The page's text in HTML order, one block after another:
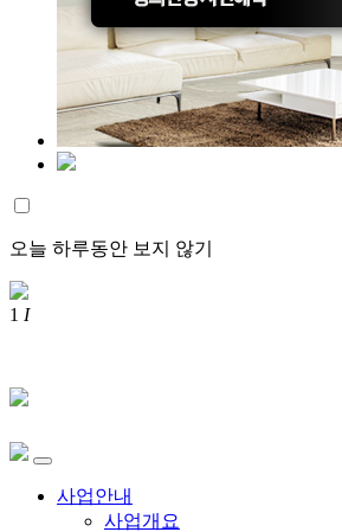
오늘 하루동안 보지 않기
1 I
사업안내
사업개요